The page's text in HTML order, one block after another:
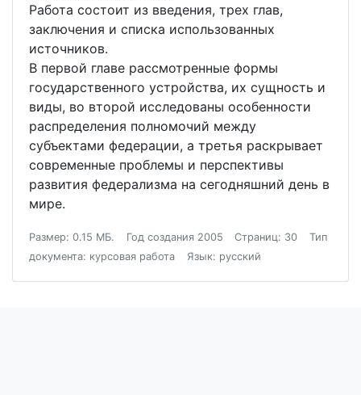
Работа состоит из введения, трех глав,
заключения и списка использованных
источников.
В первой главе рассмотренные формы
государственного устройства, их сущность и
виды, во второй исследованы особенности
распределения полномочий между
субъектами федерации, а третья раскрывает
современные проблемы и перспективы
развития федерализма на сегодняшний день в
мире.
Размер: 0.15 МБ. Год создания 2005 Страниц: 30
Тип
документа: курсовая работа
Язык: русский